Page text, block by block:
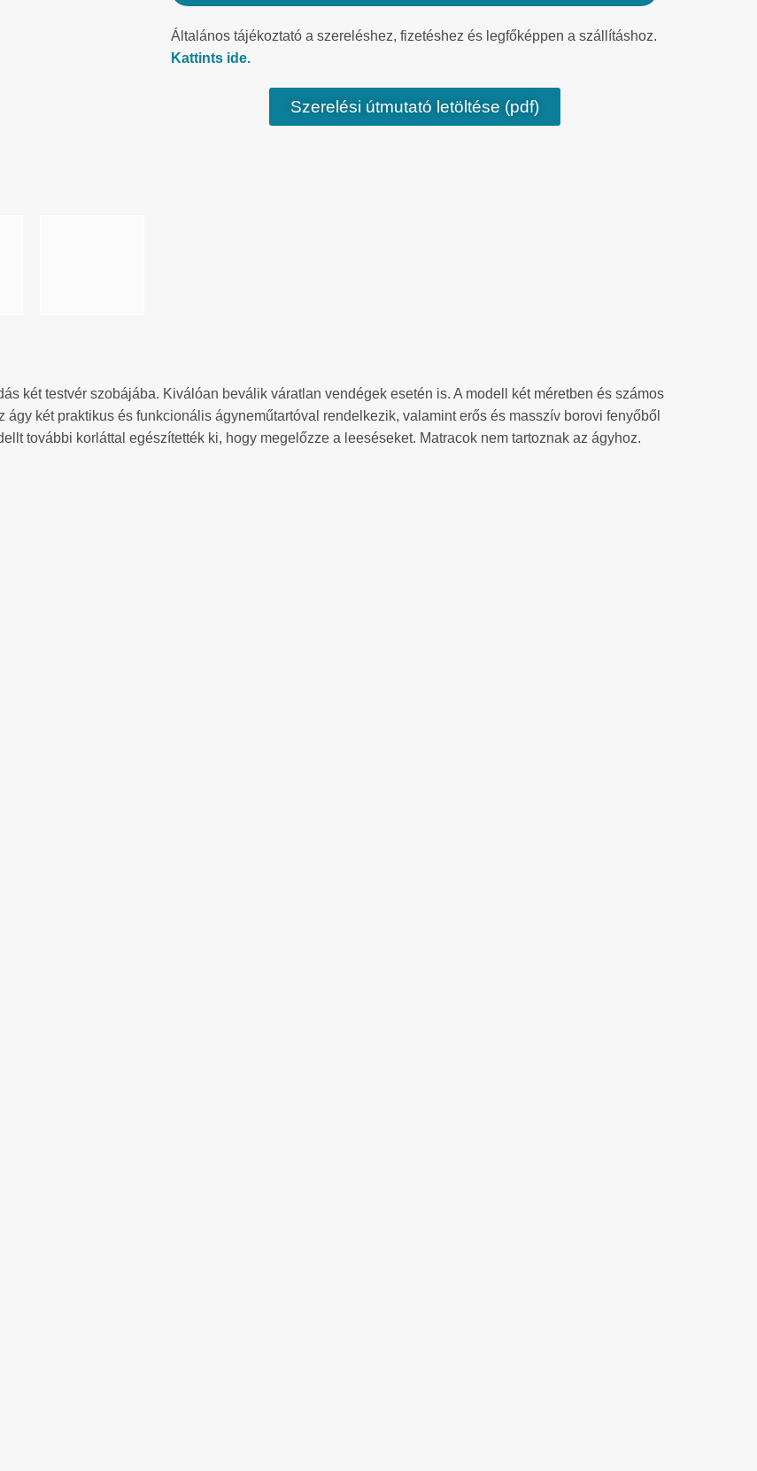
Általános tájékoztató a szereléshez, fizetéshez és legfőképpen a szállításhoz.
Kattints ide.
Szerelési útmutató letöltése (pdf)
két testvér szobájába. Kiválóan beválik váratlan vendégek esetén is. A modell két méretben és számos
két praktikus és funkcionális ágyneműtartóval rendelkezik, valamint erős és masszív borovi fenyőből
további korláttal egészítették ki, hogy megelőzze a leeséseket. Matracok nem tartoznak az ágyhoz.